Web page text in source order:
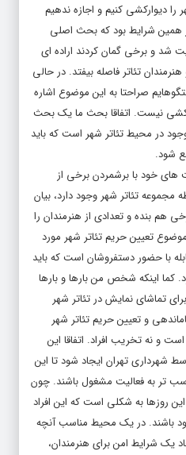
را دیوارکشی کنیم و اجازه ندهیم
همین شرایط بود که بحث اصلی
شد و برخی گمان کردند اراده ای
تئاتر فاصله بیفتد. در حالی
صراحتا به این موضوع اشاره
کشی نیست. اتفاقا بحث ما یک بحث
در محیط تئاتر شهر است که باید
شود.
های خود با برشمردن برخی از
تئاتر شهر وجود دارد، بیان
هم بنده و تعدادی از هنرمندان را
تعیین حریم تئاتر شهر مورد
با حضور دستفروشان است که باید
کما اینکه شخص من بارها و بارها
تماشای نمایش در تئاتر شهر
و تعیین حریم تئاتر شهر
و نه تخریب افراد. اتفاقا این
شهرداری تهران ایجاد شود تا این
تر به فعالیت مشغول باشند. چون
روزها به شکلی است که این افراد
باشند. در یک محیط مناسب آنچه
یک شرایط امن برای هنرمندان،